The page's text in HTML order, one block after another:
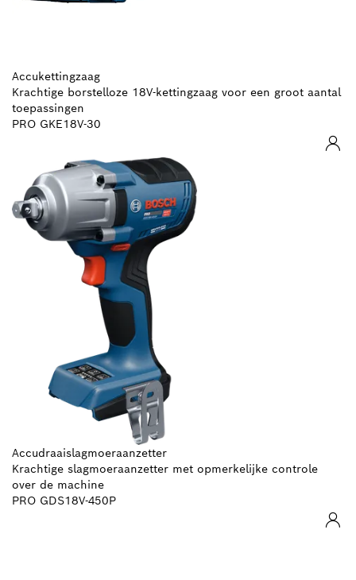
Accukettingzaag
Krachtige borstelloze 18V-kettingzaag voor een groot aantal
toepassingen
PRO GKE18V-30
Accudraaislagmoeraanzetter
Krachtige slagmoeraanzetter met opmerkelijke controle
over de machine
PRO GDS18V-450P